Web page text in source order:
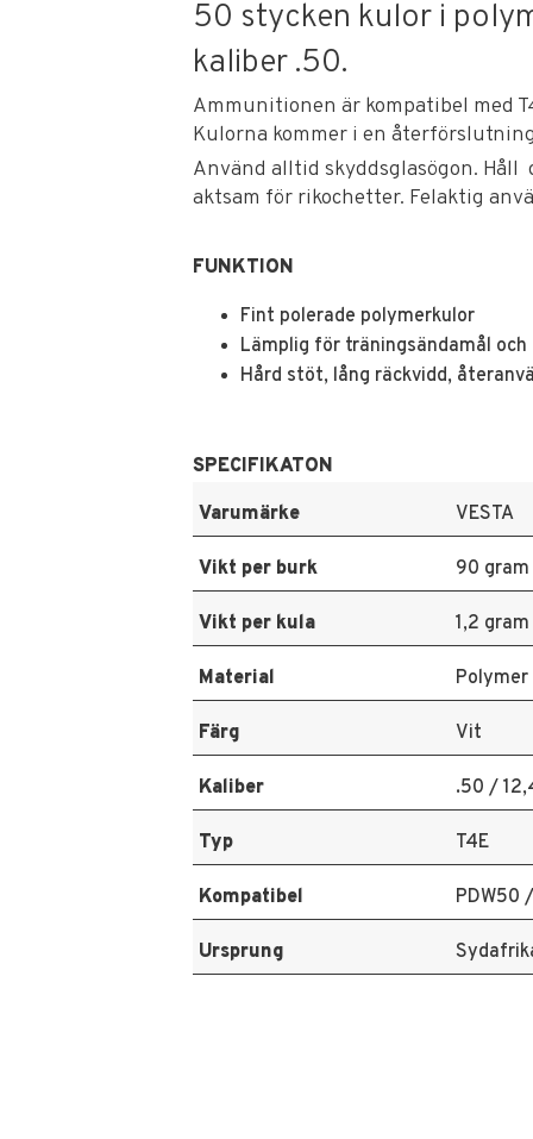
50 stycken kulor i
kaliber .50.
Ammunitionen är kompatibel med
Kulorna kommer i en
Använd alltid skyddsglasögon.
aktsam för rikochetter. Felaktig
FUNKTION
Fint polerade polymerkulor
Lämplig för träningsändamål
Hård stöt, lång räckvidd,
SPECIFIKATON
Varumärke
VESTA
Vikt per burk 90 gram
Vikt per kula 1,2 gram
Material Polymer
Färg Vit
Kaliber .50 /
Typ T4E
Kompatibel PDW50
Ursprung